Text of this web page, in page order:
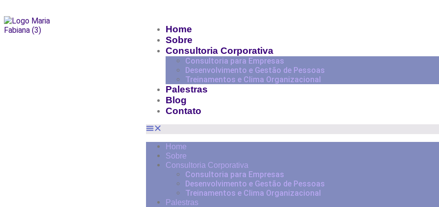
Home
Sobre
Consultoria Corporativa
Consultoria para Empresas
Desenvolvimento e Gestão de Pessoas
Treinamentos e Clima Organizacional
Palestras
Blog
Contato
Home
Sobre
Consultoria Corporativa
Consultoria para Empresas
Desenvolvimento e Gestão de Pessoas
Treinamentos e Clima Organizacional
Palestras